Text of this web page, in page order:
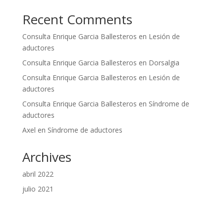
Recent Comments
Consulta Enrique Garcia Ballesteros en Lesión de
aductores
Consulta Enrique Garcia Ballesteros en Dorsalgia
Consulta Enrique Garcia Ballesteros en Lesión de
aductores
Consulta Enrique Garcia Ballesteros en Síndrome de
aductores
Axel en Síndrome de aductores
Archives
abril 2022
julio 2021